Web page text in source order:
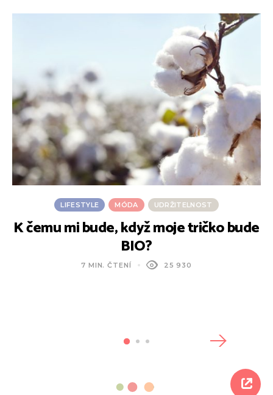
LIFESTYLE MÓDA UDRŽITELNOST
K čemu mi bude, když moje tričko bude
BIO?
7 MIN. ČTENÍ 25 930